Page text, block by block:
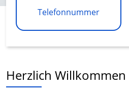
Telefonnummer
Herzlich Willkommen